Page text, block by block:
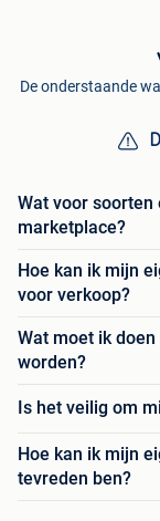
De onderstaande
Wat voor soorten
marketplace?
Hoe kan ik mijn
voor verkoop?
Wat moet ik
worden?
Is het veilig om
Hoe kan ik mijn
tevreden ben?